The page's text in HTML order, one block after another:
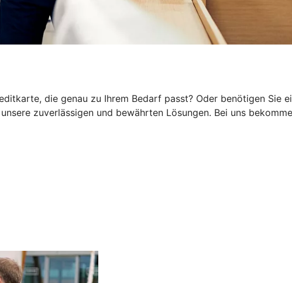
die genau zu Ihrem Bedarf passt? Oder benötigen Sie
zuverlässigen und bewährten Lösungen. Bei uns